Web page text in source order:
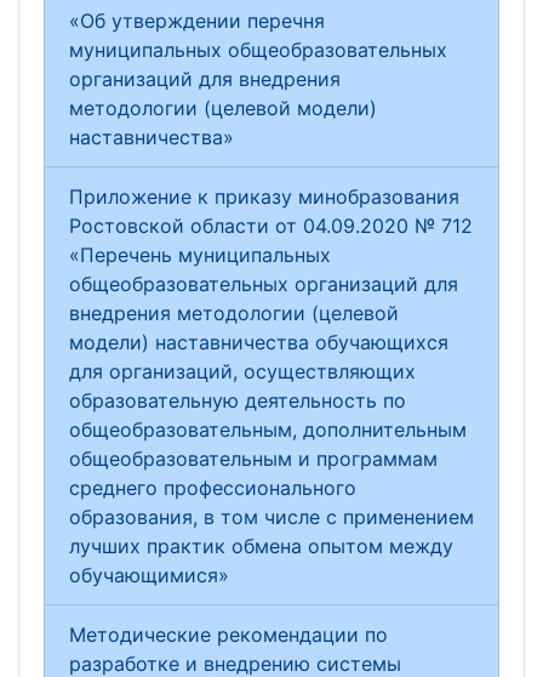
«Об утверждении перечня
муниципальных общеобразовательных
организаций для внедрения
методологии (целевой модели)
наставничества»
Приложение к приказу минобразования
Ростовской области от 04.09.2020 № 712
«Перечень муниципальных
общеобразовательных организаций для
внедрения методологии (целевой
модели) наставничества обучающихся
для организаций, осуществляющих
образовательную деятельность по
общеобразовательным, дополнительным
общеобразовательным и программам
среднего профессионального
образования, в том числе с применением
лучших практик обмена опытом между
обучающимися»
Методические рекомендации по
разработке и внедрению системы